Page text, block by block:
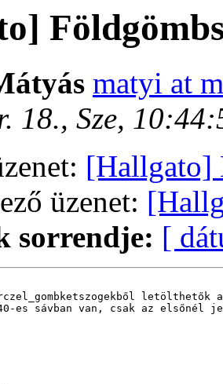
matyi at
18., Sze,
[Hallgato]
üzenet:
sorrendje: [
es sávban van, csak az elsőnél